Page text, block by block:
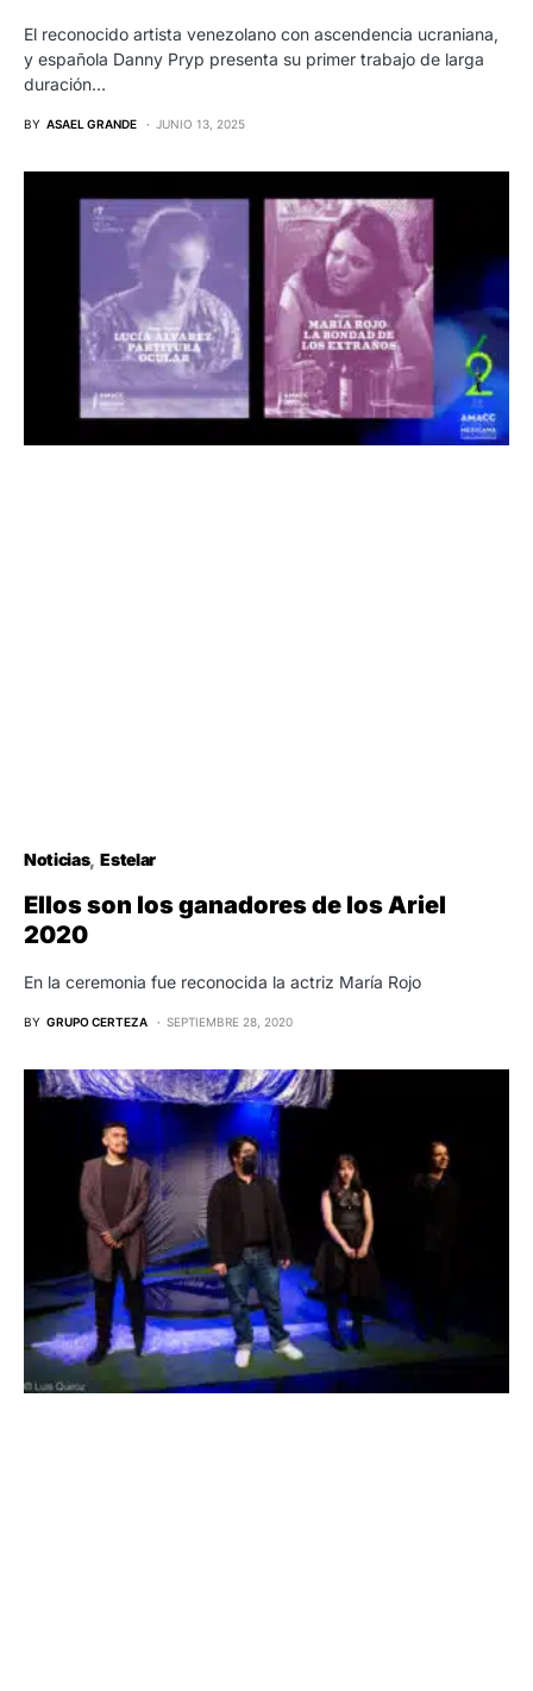
El reconocido artista venezolano con ascendencia ucraniana,
y española Danny Pryp presenta su primer trabajo de larga
duración…
BY ASAEL GRANDE JUNIO 13, 2025
Noticias Estelar
Ellos son los ganadores de los Ariel
2020
En la ceremonia fue reconocida la actriz María Rojo
BY GRUPO CERTEZA SEPTIEMBRE 28, 2020